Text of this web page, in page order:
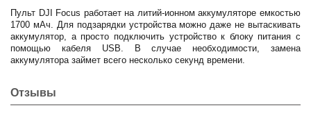
Пульт DJI Focus работает на литий-ионном аккумуляторе емкостью
1700 мАч. Для подзарядки устройства можно даже не вытаскивать
аккумулятор, а просто подключить устройство к блоку питания с
помощью кабеля USB. В случае необходимости, замена
аккумулятора займет всего несколько секунд времени.
Отзывы